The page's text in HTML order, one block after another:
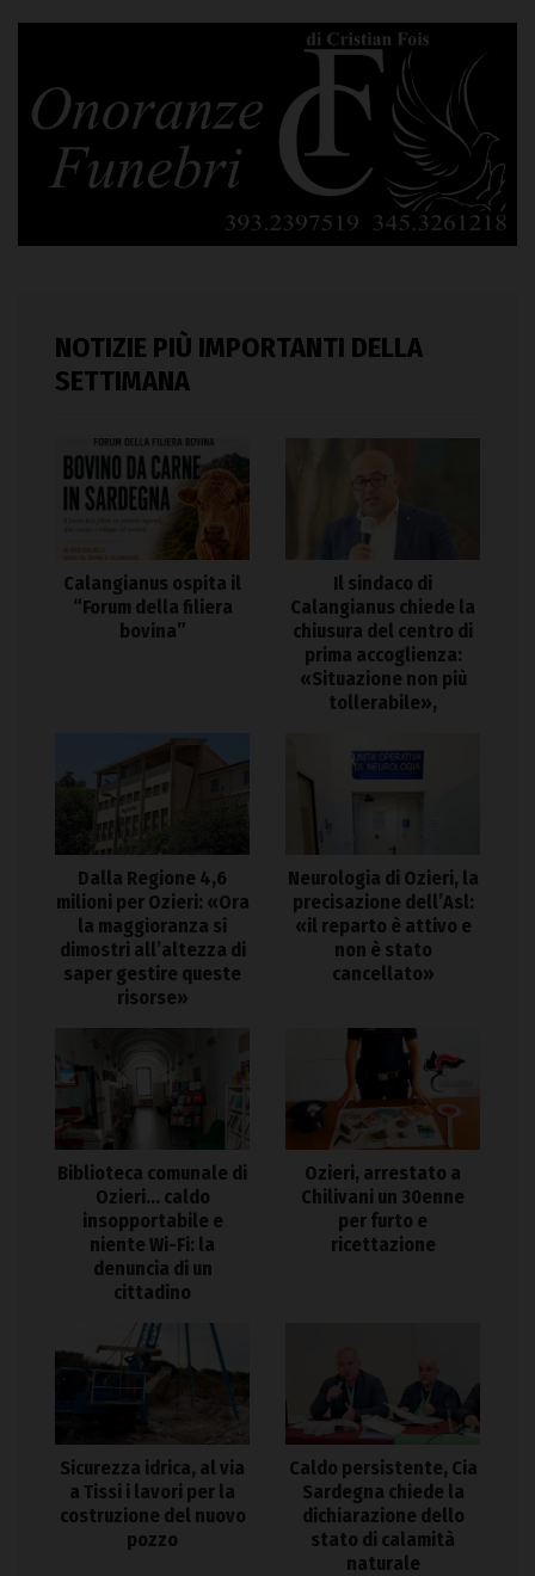
NOTIZIE PIÙ IMPORTANTI DELLA
SETTIMANA
Calangianus ospita il
“Forum della filiera
bovina”
Il sindaco di
Calangianus chiede la
chiusura del centro di
prima accoglienza:
«Situazione non più
tollerabile»,
Dalla Regione 4,6
milioni per Ozieri: «Ora
la maggioranza si
dimostri all’altezza di
saper gestire queste
risorse»
Neurologia di Ozieri, la
precisazione dell’Asl:
«il reparto è attivo e
non è stato
cancellato»
Biblioteca comunale di
Ozieri… caldo
insopportabile e
niente Wi-Fi: la
denuncia di un
cittadino
Ozieri, arrestato a
Chilivani un 30enne
per furto e
ricettazione
Sicurezza idrica, al via
a Tissi i lavori per la
costruzione del nuovo
pozzo
Caldo persistente, Cia
Sardegna chiede la
dichiarazione dello
stato di calamità
naturale